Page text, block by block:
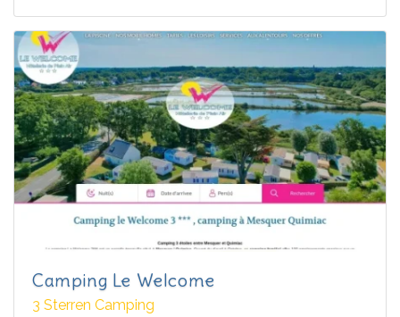
Camping Le Welcome
3 Sterren Camping